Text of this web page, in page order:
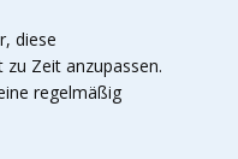
diese
Zeit anzupassen.
regelmäßig